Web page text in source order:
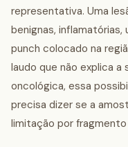
representativa. Uma
benignas,
punch colocado na
laudo que não explica a
oncológica, essa
precisa dizer se a
limitação por fragmento